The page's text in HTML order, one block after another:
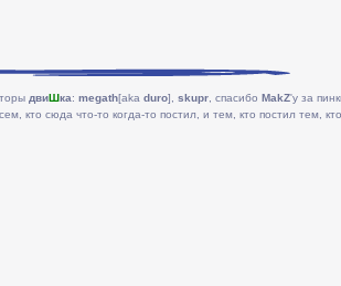
двиШка: megath[aka duro], skupr , спасибо MakZ'у за
кто сюда что-то когда-то постил, и тем, кто постил тем,